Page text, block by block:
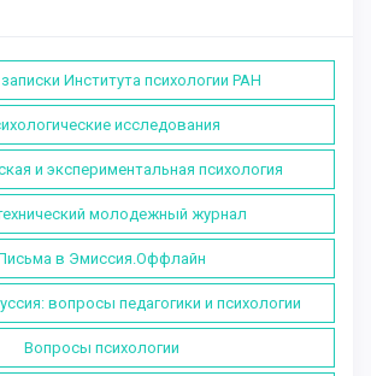
Института психологии РАН
исследования
и экспериментальная психология
молодежный журнал
в Эмиссия.Оффлайн
вопросы педагогики и психологии
Вопросы психологии